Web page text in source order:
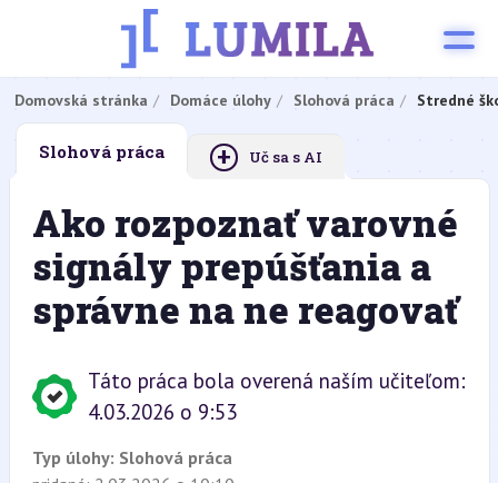
Domovská stránka Domáce úlohy Slohová práca Stredné
Slohová práca + Uč sa s AI
Ako rozpoznať varovné
signály prepúšťania a
správne na ne reagovať
Táto práca bola overená naším učiteľom:
4.03.2026 o 9:53
Typ úlohy: Slohová práca